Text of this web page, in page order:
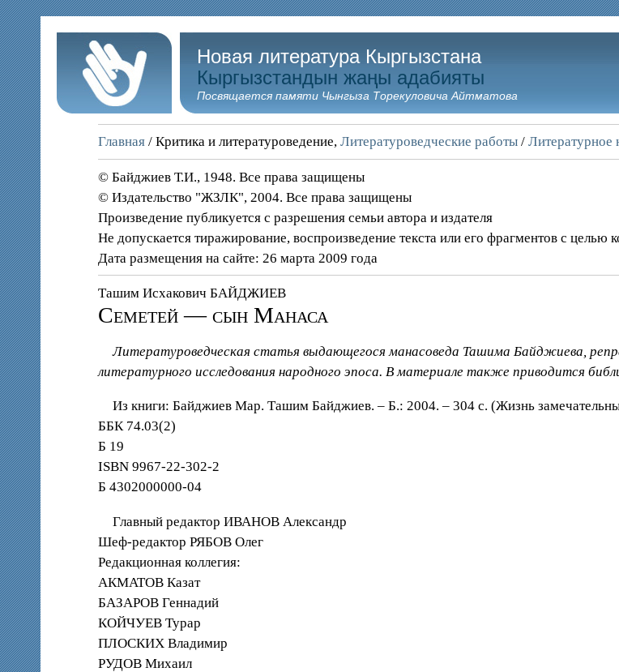
Новая литература Кыргызстана
Кыргызстандын жаңы адабияты
Посвящается памяти Чынгыза Торекуловича Айтматова
Главная / Критика и литературоведение,Литературоведческие работы /Литературное
© Байджиев Т.И., 1948. Все права защищены
© Издательство "ЖЗЛК", 2004. Все права защищены
Произведение публикуется с разрешения семьи автора и издателя
Не допускается тиражирование, воспроизведение текста или его фрагментов с целью
Дата размещения на сайте: 26 марта 2009 года
Ташим Исхакович БАЙДЖИЕВ
Семетей — сын Манаса
Литературоведческая статья выдающегося манасоведа Ташима Байджиева,
литературного исследования народного эпоса. В материале также приводится
Из книги: Байджиев Мар. Ташим Байджиев. – Б.: 2004. – 304 с. (Жизнь
ББК 74.03(2)
Б 19
ISBN 9967-22-302-2
Б 4302000000-04
Главный редактор ИВАНОВ Александр
Шеф-редактор РЯБОВ Олег
Редакционная коллегия:
АКМАТОВ Казат
БАЗАРОВ Геннадий
КОЙЧУЕВ Турар
ПЛОСКИХ Владимир
РУДОВ Михаил